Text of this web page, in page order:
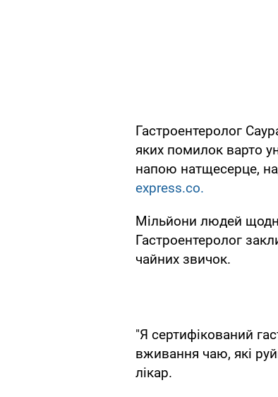
Гастроентеролог
яких помилок варто
напою натщесерце,
express.co.
Мільйони людей
Гастроентеролог
чайних звичок.
"Я сертифікований
вживання чаю, які
лікар.